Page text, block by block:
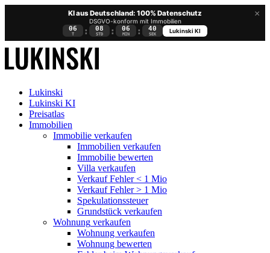
×
KI aus Deutschland: 100% Datenschutz
DSGVO-konform mit Immobilien
06
T : 08
STD : 06
MIN : 39
SEK
Lukinski KI
Lukinski
Lukinski KI
Preisatlas
Immobilien
Immobilie verkaufen
Immobilien verkaufen
Immobilie bewerten
Villa verkaufen
Verkauf Fehler < 1 Mio
Verkauf Fehler > 1 Mio
Spekulationssteuer
Grundstück verkaufen
Wohnung verkaufen
Wohnung verkaufen
Wohnung bewerten